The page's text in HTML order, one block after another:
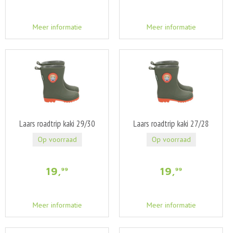
Meer informatie Meer informatie
Laars roadtrip kaki 29/30
19,99
Meer informatie
Op voorraad
Laars roadtrip kaki 27/28
19,99
Meer informatie
Op voorraad